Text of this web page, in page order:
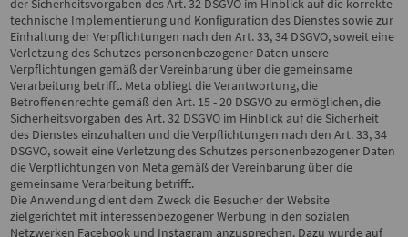
der Sicherheitsvorgaben des Art. 32 DSGVO im Hinblick auf die korrekte
technische Implementierung und Konfiguration des Dienstes sowie zur
Einhaltung der Verpflichtungen nach den Art. 33, 34 DSGVO, soweit eine
Verletzung des Schutzes personenbezogener Daten unsere
Verpflichtungen gemäß der Vereinbarung über die gemeinsame
Verarbeitung betrifft. Meta obliegt die Verantwortung, die
Betroffenenrechte gemäß den Art. 15 - 20 DSGVO zu ermöglichen, die
Sicherheitsvorgaben des Art. 32 DSGVO im Hinblick auf die Sicherheit
des Dienstes einzuhalten und die Verpflichtungen nach den Art. 33, 34
DSGVO, soweit eine Verletzung des Schutzes personenbezogener Daten
die Verpflichtungen von Meta gemäß der Vereinbarung über die
gemeinsame Verarbeitung betrifft.
Die Anwendung dient dem Zweck die Besucher der Website
zielgerichtet mit interessenbezogener Werbung in den sozialen
Netzwerken Facebook und Instagram anzusprechen. Dazu wurde auf